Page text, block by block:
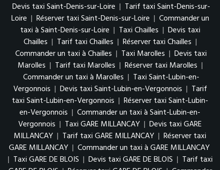
Devis taxi Saint-Denis-sur-Loire | Tarif taxi Saint-Denis-sur-
Loire | Réserver taxi Saint-Denis-sur-Loire | Commander un
taxi à Saint-Denis-sur-Loire | Taxi Chailles | Devis taxi
Chailles | Tarif taxi Chailles | Réserver taxi Chailles |
Commander un taxi à Chailles | Taxi Marolles | Devis taxi
Marolles | Tarif taxi Marolles | Réserver taxi Marolles |
Commander un taxi à Marolles | Taxi Saint-Lubin-en-
Vergonnois | Devis taxi Saint-Lubin-en-Vergonnois | Tarif
taxi Saint-Lubin-en-Vergonnois | Réserver taxi Saint-Lubin-
en-Vergonnois | Commander un taxi à Saint-Lubin-en-
Vergonnois | Taxi GARE MILLANCAY | Devis taxi GARE
MILLANCAY | Tarif taxi GARE MILLANCAY | Réserver taxi
GARE MILLANCAY | Commander un taxi à GARE MILLANCAY
| Taxi GARE DE BLOIS | Devis taxi GARE DE BLOIS | Tarif taxi